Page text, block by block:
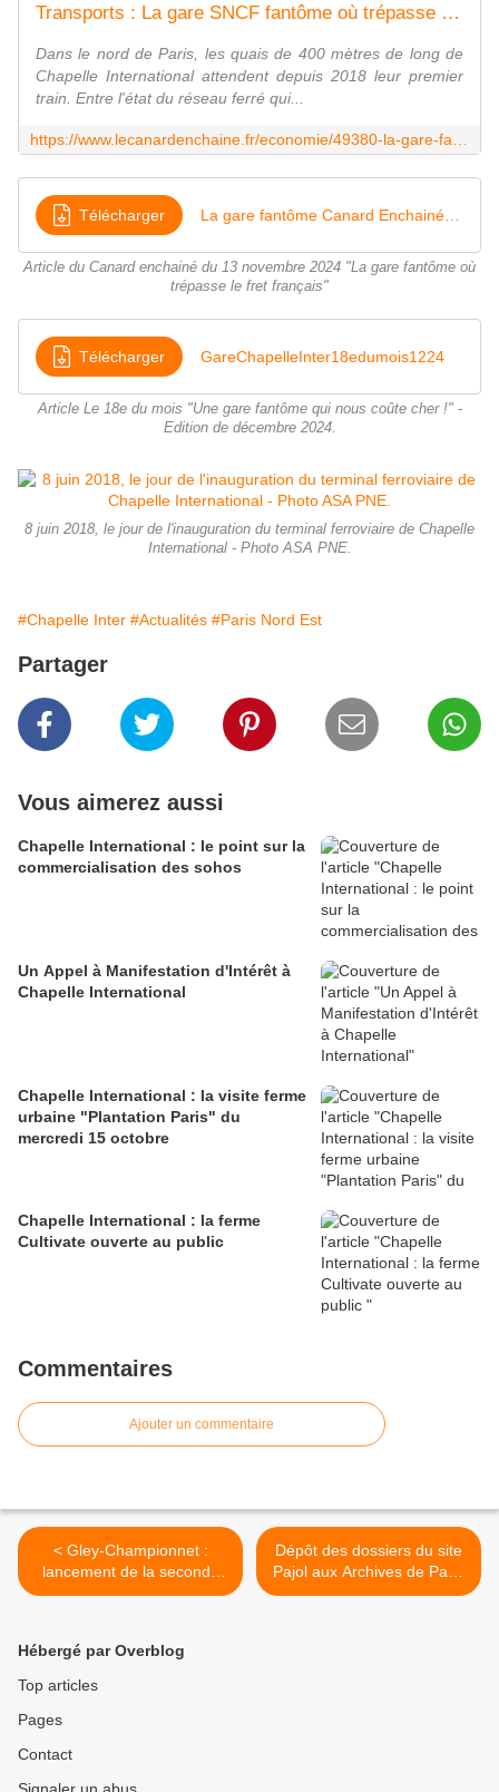
Transports : La gare SNCF fantôme où trépasse le fret français | Le Canard enchaîné
Dans le nord de Paris, les quais de 400 mètres de long de
Chapelle International attendent depuis 2018 leur premier
train. Entre l'état du réseau ferré qui...
Télécharger
Article du Canard enchainé du 13 novembre 2024 "La gare fantôme où
trépasse le fret français"
Télécharger GareChapelleInter18edumois1224
Article Le 18e du mois "Une gare fantôme qui nous coûte cher !" -
Edition de décembre 2024.
8 juin 2018, le jour de l'inauguration du terminal ferroviaire de Chapelle
International - Photo ASA PNE.
#Chapelle Inter #Actualités #Paris Nord Est
Partager
Vous aimerez aussi
Chapelle International : le point sur la
commercialisation des sohos
Un Appel à Manifestation d'Intérêt à
Chapelle International
Chapelle International : la visite ferme
urbaine "Plantation Paris" du
mercredi 15 octobre
Chapelle International : la ferme
Cultivate ouverte au public
Commentaires
Ajouter un commentaire
< Gley-Championnet :
lancement de la seconde
phase de la concertation
Dépôt des dossiers du site
Pajol aux Archives de Paris
>
Hébergé par Overblog
Top articles
Pages
Contact